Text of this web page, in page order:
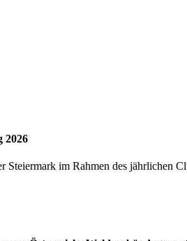
2026
Steiermark im Rahmen des jährlichen